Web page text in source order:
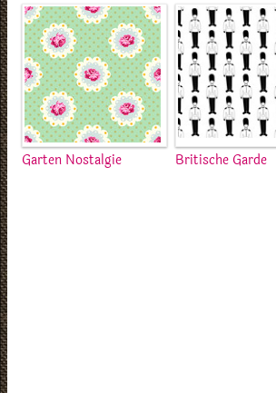
Garten Nostalgie Britische Garde